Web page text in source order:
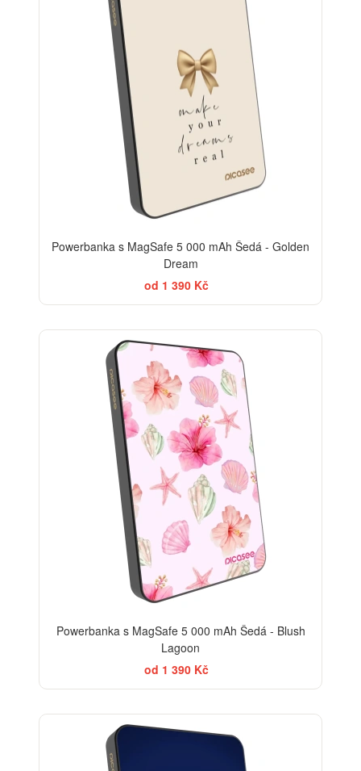
Powerbanka s MagSafe 5 000 mAh Šedá - Golden
Dream
od 1 390 Kč
Powerbanka s MagSafe 5 000 mAh Šedá - Blush
Lagoon
od 1 390 Kč